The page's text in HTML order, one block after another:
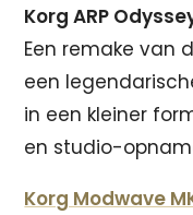
Korg ARP
Een remake van
een
in een kleiner
en studio-
Korg Modwave